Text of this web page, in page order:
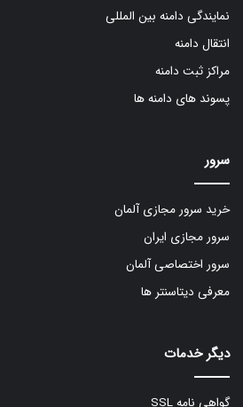
نمایندگی دامنه بین المللی
انتقال دامنه
مراکز ثبت دامنه
پسوند های دامنه ها
سرور
خرید سرور مجازی آلمان
سرور مجازی ایران
سرور اختصاصی آلمان
معرفی دیتاسنتر ها
دیگر خدمات